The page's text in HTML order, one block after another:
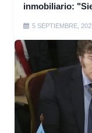
inmobiliario:
5 SEPTIEMBRE,